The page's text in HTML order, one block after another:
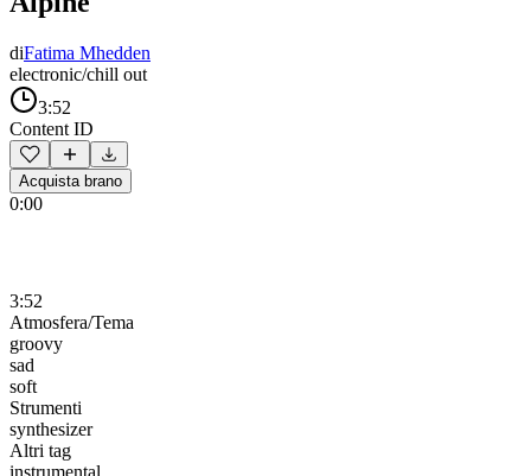
diFatima Mhedden
electronic/chill out
3:52
Content ID
Acquista brano
0:00
3:52
Atmosfera/Tema
groovy
sad
soft
Strumenti
synthesizer
Altri tag
instrumental